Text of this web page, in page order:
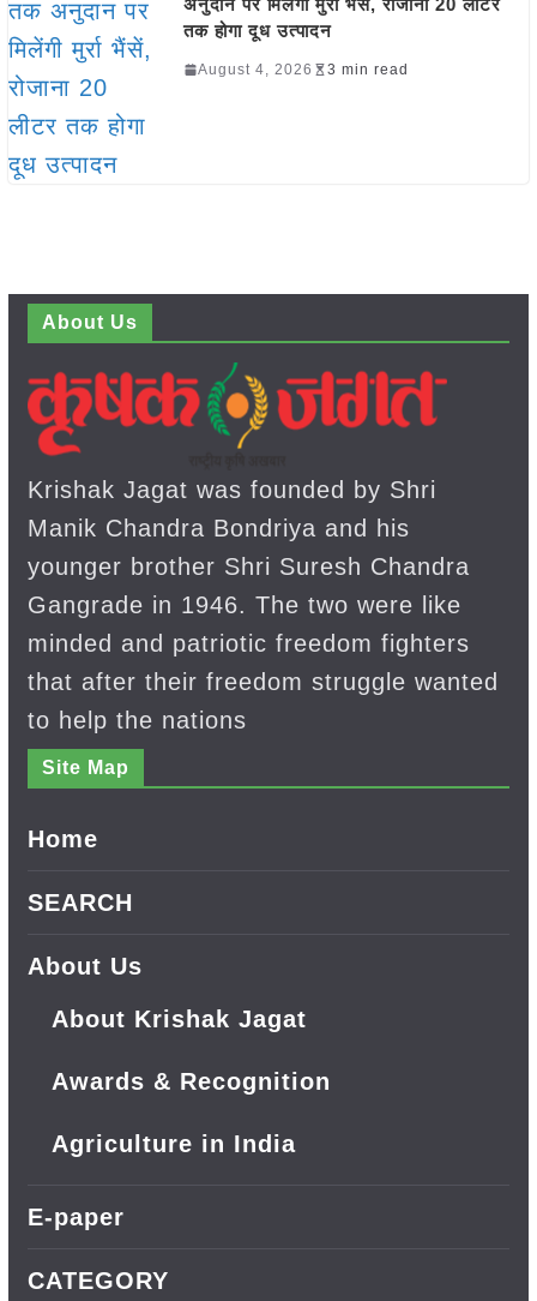
अनुदान पर मिलेंगी मुर्रा भैंसें, रोजाना 20 लीटर
तक होगा दूध उत्पादन
August 4, 2026 3 min read
About Us
Krishak Jagat was founded by Shri
Manik Chandra Bondriya and his
younger brother Shri Suresh Chandra
Gangrade in 1946. The two were like
minded and patriotic freedom fighters
that after their freedom struggle wanted
to help the nations
Site Map
Home
SEARCH
About Us
About Krishak Jagat
Awards & Recognition
Agriculture in India
E-paper
CATEGORY